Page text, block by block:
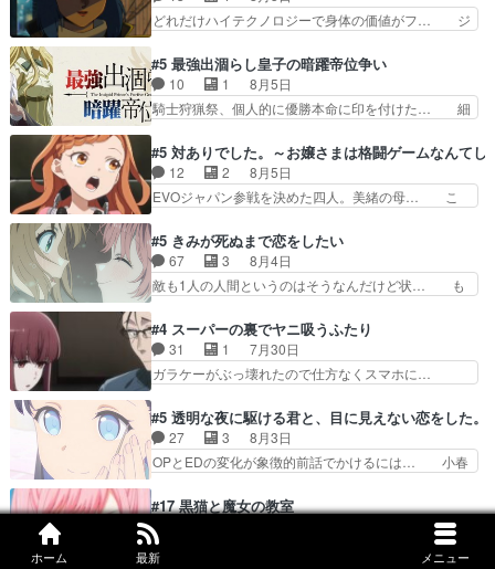
ホーム 最新 メニュー
只者じゃなかったかベリ…
ニャが後方指揮だと展開に迫力が… “貧乏籤百連
無料ガチャ”100連でも1回… 2期入ってから地味
ばならぬ」って言葉に… ゼートゥーア左遷によっ
て参謀本部の連携が… 緊張感ある戦闘描写とギャ
グ今週の『有能な…
どれだけハイテクノロジーで身体の価値がフ… ジ
コマだいぶ理性持ち始めた。この世界の… 原作読
んだのもう何年も前なのに、覚えてる… コイルの
汚職を突き止めるべくバトーの指導… やまとん1
号はどこの部分で使うのだろう？… 日本とロシア
primevideoで視聴しまし… 前回同様『イノセン
ス』を含む押井・神山版… 第５話「EPISODEラ
ストの母親の気持…
#5 最強出涸らし皇子の暗躍帝位争い
10 1
8月5日
騎士狩猟祭、個人的に優勝本命に印を付けた… 細
ナがチートすぎる笑アルは最初から自分… プラネ
ット・ウィズ展開アツいな「騎士狩猟… 麦茶どこ
ろかタイトル通り麦茶の出涸らしぐ… 第５話を
ABEMAで視聴しました。視聴に… 復讐に燃える
が“萌え”なのでこの娘が皇帝… ウサギ好きそうな
王女殿下がかわいい。幼馴… ついに始まった狩猟
祭。エルナの活躍で上位…
#5 対ありでした。～お嬢さまは格闘ゲームなんてし
12 2
8月5日
EVOジャパン参戦を決めた四人。美緒の母… こ
目は気品溢れてるのに中身は…美緒ママ… テー
マ：格ゲー大会に行くには？感想は、美… 大会を
前に格ゲー熱が高まる一方、百合の本… 東京で開
催される格ゲー大会に参加すること… Japanに向
めに東京へ!/でも観光よ… 旅の支度全部やってく
れる先輩、なんだかん… 第５話をｄアニメストア
で視聴しました。視…
#5 きみが死ぬまで恋をしたい
67 3
8月4日
敵も1人の人間というのはそうなんだけど状… も
を人間に戻して欲しいでも自分達が代わ… ご視聴
ありがとうございました見るたびに切… 誰かと思
ったらちゅー先輩か。しれっと相方… 第５話感
想：コ□した相手にも家族や…､戦… つらい回
ナとミミも可愛かった2人の関係… 確かに相手に
も家族や大切な人はいるけど、… 白シャツが作業
着みたいなもんなんですかね…
#4 スーパーの裏でヤニ吸うふたり
31 1
7月30日
ガラケーがぶっ壊れたので仕方なくスマホに…
はり出オチ感が否めず、エピソードの打率… 田山
さんが佐々木さんに沼っていく…こんな… 佐々木
さん、腕フェチなんですね笑最近まじ… 佐々木が
ガラケーからスマホに変えるって、… もうドラマ
ゃわない？佐々木さんの優しさ… 先行で見た時よ
り2人のやり取りに癒しを感… ABEMA版の7〜8
話佐々木が実年齢以上…
#5 透明な夜に駆ける君と、目に見えない恋をした。
27 3
8月3日
OPとEDの変化が象徴的前話でかけるには… 小春
か、こんな風に見えてるのかぁ。かける… 完全な
両片思いになりましたねぇ…OPとE… 余計な物
は描かず白く靄がかった小春ちゃん… 光も感じな
い完全な盲目なんやね…おめかし… 母役に能登さ
#17 黒猫と魔女の教室
タリスマン、｢グリ○ィンドール!!｣みた… 最初の